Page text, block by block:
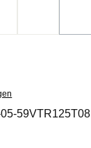
59VTR125T08